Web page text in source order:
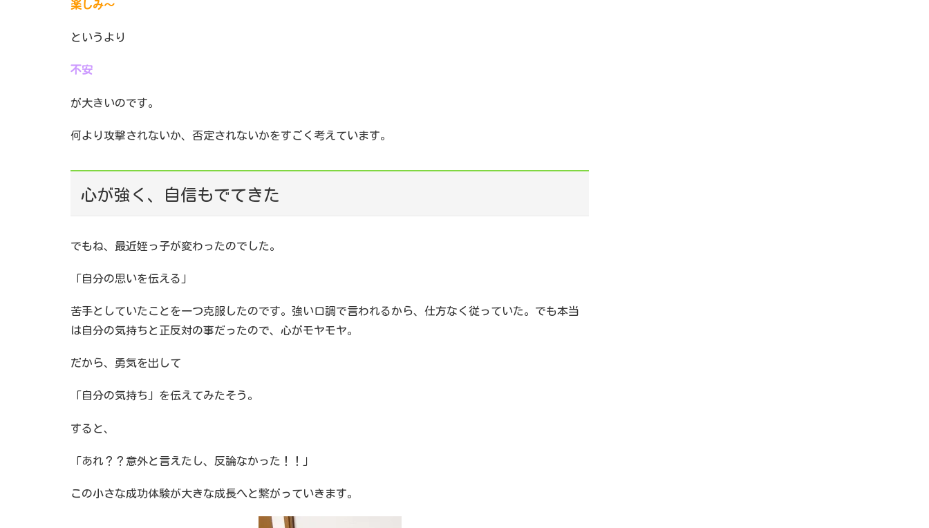
楽しみ～
というより
不安
が大きいのです。
何より攻撃されないか、否定されないかをすごく考えています。
心が強く、自信もでてきた
でもね、最近姪っ子が変わったのでした。
「自分の思いを伝える」
苦手としていたことを一つ克服したのです。強い口調で言われるから、仕方なく従っていた。でも本当
は自分の気持ちと正反対の事だったので、心がモヤモヤ。
だから、勇気を出して
「自分の気持ち」を伝えてみたそう。
すると、
「あれ？？意外と言えたし、反論なかった！！」
この小さな成功体験が大きな成長へと繋がっていきます。